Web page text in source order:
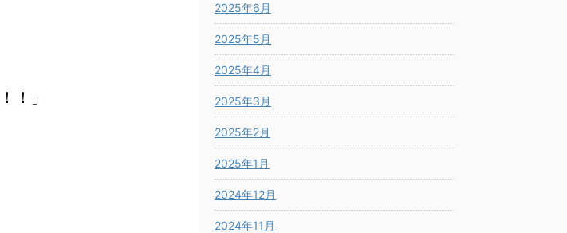
！」
2025年6月
2025年5月
2025年4月
2025年3月
2025年2月
2025年1月
2024年12月
2024年11月